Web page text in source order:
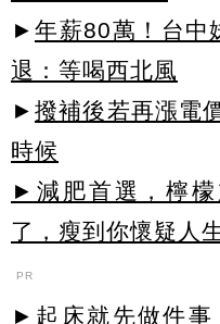
► 年薪80萬！台中
退：等喝西北風
► 撥補後若再漲電
時候
►減肥首選，檸
了，瘦到你懷疑人
PR
►起床就先做件事